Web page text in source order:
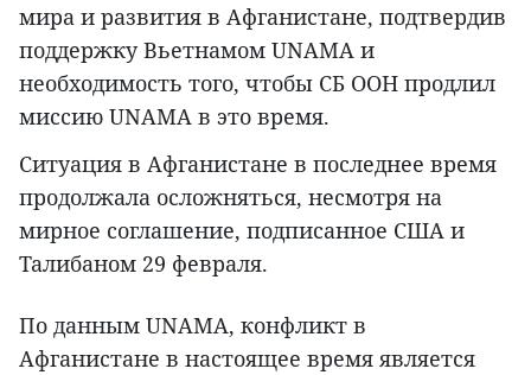
мира и развития в Афганистане, подтвердив
поддержку Вьетнамом UNAMA и
необходимость того, чтобы СБ ООН продлил
миссию UNAMA в это время.
Ситуация в Афганистане в последнее время
продолжала осложняться, несмотря на
мирное соглашение, подписанное США и
Талибаном 29 февраля.
По данным UNAMA, конфликт в
Афганистане в настоящее время является